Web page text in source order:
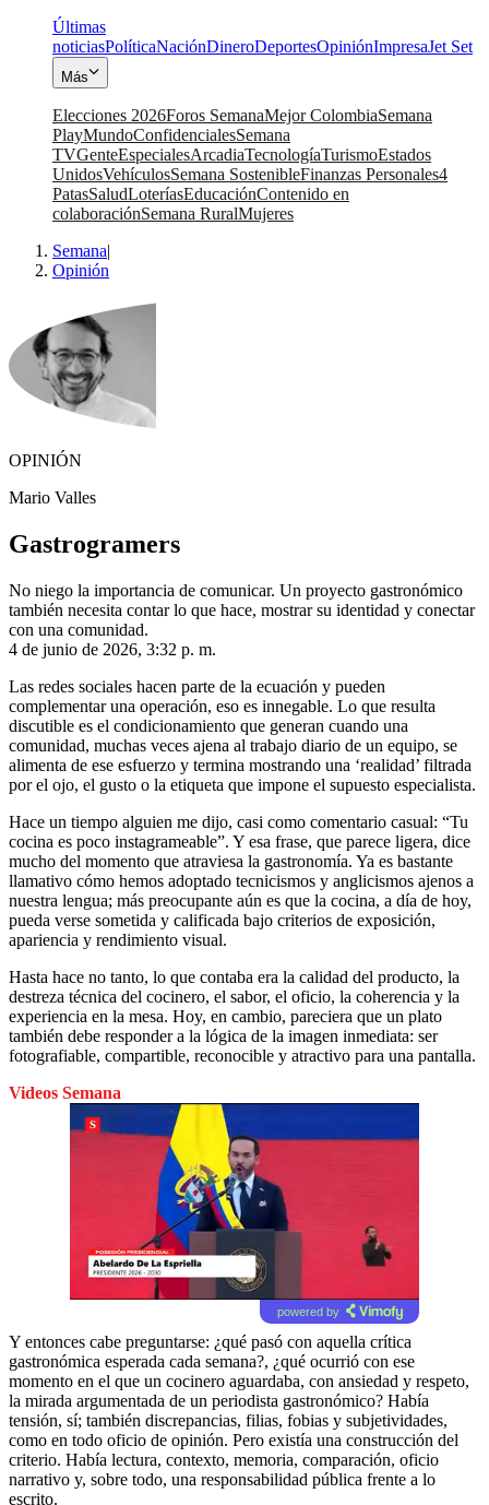
Últimas
noticiasPolíticaNaciónDineroDeportesOpiniónImpresaJet Set
Más
Elecciones 2026Foros SemanaMejor ColombiaSemana
PlayMundoConfidencialesSemana
TVGenteEspecialesArcadiaTecnologíaTurismoEstados
UnidosVehículosSemana SostenibleFinanzas Personales4
PatasSaludLoteríasEducaciónContenido en
colaboraciónSemana RuralMujeres
Semana|
Opinión
OPINIÓN
Mario Valles
Gastrogramers
No niego la importancia de comunicar. Un proyecto gastronómico
también necesita contar lo que hace, mostrar su identidad y conectar
con una comunidad.
4 de junio de 2026, 3:32 p. m.
Las redes sociales hacen parte de la ecuación y pueden
complementar una operación, eso es innegable. Lo que resulta
discutible es el condicionamiento que generan cuando una
comunidad, muchas veces ajena al trabajo diario de un equipo, se
alimenta de ese esfuerzo y termina mostrando una ‘realidad’ filtrada
por el ojo, el gusto o la etiqueta que impone el supuesto especialista.
Hace un tiempo alguien me dijo, casi como comentario casual: “Tu
cocina es poco instagrameable”. Y esa frase, que parece ligera, dice
mucho del momento que atraviesa la gastronomía. Ya es bastante
llamativo cómo hemos adoptado tecnicismos y anglicismos ajenos a
nuestra lengua; más preocupante aún es que la cocina, a día de hoy,
pueda verse sometida y calificada bajo criterios de exposición,
apariencia y rendimiento visual.
Hasta hace no tanto, lo que contaba era la calidad del producto, la
destreza técnica del cocinero, el sabor, el oficio, la coherencia y la
experiencia en la mesa. Hoy, en cambio, pareciera que un plato
también debe responder a la lógica de la imagen inmediata: ser
fotografiable, compartible, reconocible y atractivo para una pantalla.
Videos Semana
powered by
Y entonces cabe preguntarse: ¿qué pasó con aquella crítica
gastronómica esperada cada semana?, ¿qué ocurrió con ese
momento en el que un cocinero aguardaba, con ansiedad y respeto,
la mirada argumentada de un periodista gastronómico? Había
tensión, sí; también discrepancias, filias, fobias y subjetividades,
como en todo oficio de opinión. Pero existía una construcción del
criterio. Había lectura, contexto, memoria, comparación, oficio
narrativo y, sobre todo, una responsabilidad pública frente a lo
escrito.